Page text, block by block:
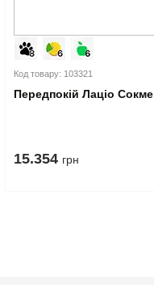
Код товару: 103321
Передпокій Лаціо Сокме
15.354 грн